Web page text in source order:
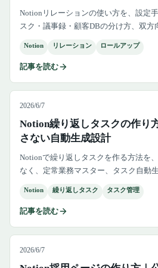
Notionリレーションの使い方を、設定
スク・議事録・顧客DBの分け方、双方
Notion リレーション ロールアップ
記事を読む
2026/6/7
Notion繰り返しタスクの作り
さない自動生成設計
Notionで繰り返しタスクを作る方法を
なく、定常業務マスター、タスク自動
Notion 繰り返しタスク タスク管理
記事を読む
2026/6/7